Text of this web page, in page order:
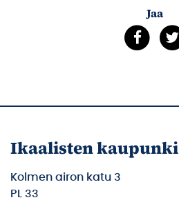
Jaa
Ikaalisten kaupunki
Kolmen airon katu 3
PL 33